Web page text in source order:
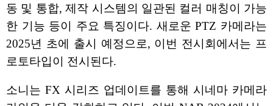
동 및 통합, 제작 시스템의 일관된 컬러 매칭이 가능
한 기능 등이 주요 특징이다. 새로운 PTZ 카메라는
2025년 초에 출시 예정으로, 이번 전시회에서는 프
로토타입이 전시된다.
소니는 FX 시리즈 업데이트를 통해 시네마 카메라